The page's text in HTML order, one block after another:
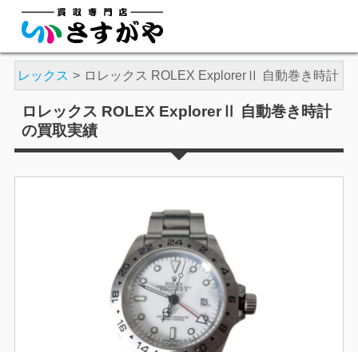
ロレックス ロレックス ROLEX ExplorerⅡ 自動巻き時計
ロレックス ROLEX ExplorerⅡ 自動巻き時計
の買取実績